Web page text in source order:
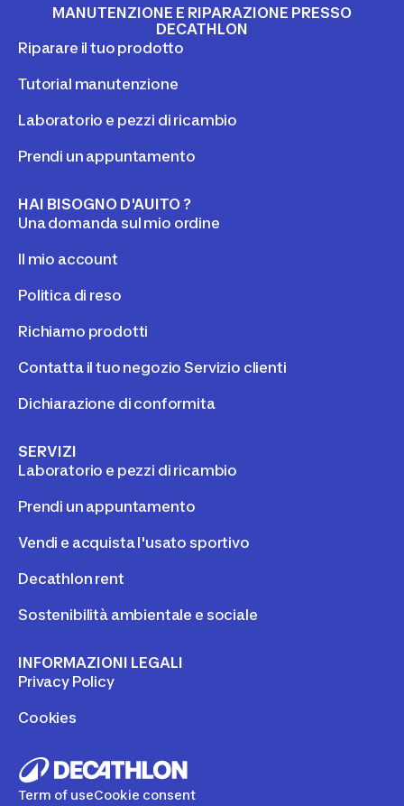
MANUTENZIONE E RIPARAZIONE PRESSO
DECATHLON
Riparare il tuo prodotto
Tutorial manutenzione
Laboratorio e pezzi di ricambio
Prendi un appuntamento
HAI BISOGNO D'AUITO ?
Una domanda sul mio ordine
Il mio account
Politica di reso
Richiamo prodotti
Contatta il tuo negozio Servizio clienti
Dichiarazione di conformita
SERVIZI
Laboratorio e pezzi di ricambio
Prendi un appuntamento
Vendi e acquista l'usato sportivo
Decathlon rent
Sostenibilità ambientale e sociale
INFORMAZIONI LEGALI
Privacy Policy
Cookies
Term of useCookie consent